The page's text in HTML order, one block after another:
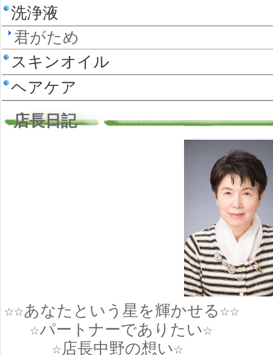
洗浄液
君がため
スキンオイル
ヘアケア
店長日記
☆☆あなたという星を輝かせる☆☆
☆パートナーでありたい☆
☆店長中野の想い☆